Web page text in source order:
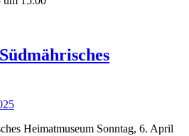
Heimatmuseum Sonntag, 6. April